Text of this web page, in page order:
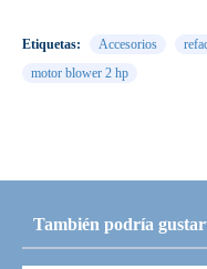
Etiquetas: Accesorios
motor blower 2 hp
También podría